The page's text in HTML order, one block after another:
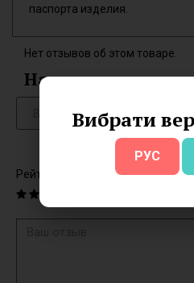
Вибрати
РУС
паспорта изделия.
Нет отзывов об этом товаре.
Написать отзыв
Рейтинг